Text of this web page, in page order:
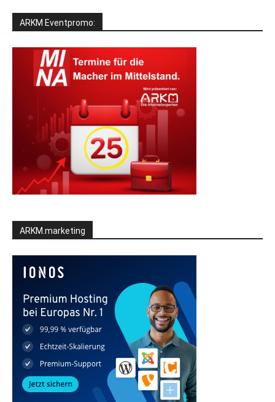
ARKM Eventpromo:
ARKM.marketing